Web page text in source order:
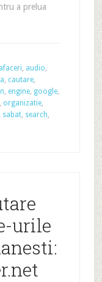
a prelua
afaceri, audio,
, cautare,
, engine, google,
, organizatie,
sabat, search,
urile